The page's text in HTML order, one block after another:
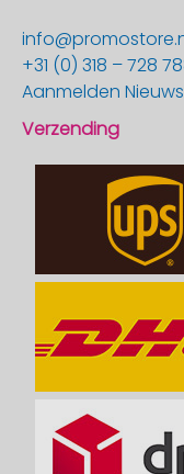
+31 (0) 318 – 728
Aanmelden
Verzending